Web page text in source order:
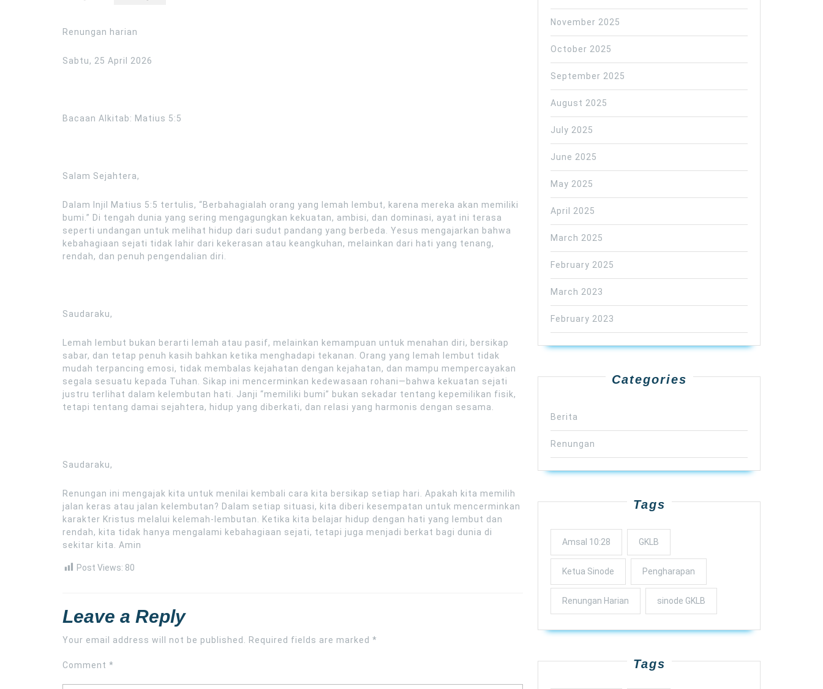
Renungan harian
Sabtu, 25 April 2026
Bacaan Alkitab: Matius 5:5
Salam Sejahtera,
Dalam Injil Matius 5:5 tertulis, “Berbahagialah orang yang lemah lembut, karena mereka akan memiliki
bumi.” Di tengah dunia yang sering mengagungkan kekuatan, ambisi, dan dominasi, ayat ini terasa
seperti undangan untuk melihat hidup dari sudut pandang yang berbeda. Yesus mengajarkan bahwa
kebahagiaan sejati tidak lahir dari kekerasan atau keangkuhan, melainkan dari hati yang tenang,
rendah, dan penuh pengendalian diri.
Saudaraku,
Lemah lembut bukan berarti lemah atau pasif, melainkan kemampuan untuk menahan diri, bersikap
sabar, dan tetap penuh kasih bahkan ketika menghadapi tekanan. Orang yang lemah lembut tidak
mudah terpancing emosi, tidak membalas kejahatan dengan kejahatan, dan mampu mempercayakan
segala sesuatu kepada Tuhan. Sikap ini mencerminkan kedewasaan rohani—bahwa kekuatan sejati
justru terlihat dalam kelembutan hati. Janji “memiliki bumi” bukan sekadar tentang kepemilikan fisik,
tetapi tentang damai sejahtera, hidup yang diberkati, dan relasi yang harmonis dengan sesama.
Saudaraku,
Renungan ini mengajak kita untuk menilai kembali cara kita bersikap setiap hari. Apakah kita memilih
jalan keras atau jalan kelembutan? Dalam setiap situasi, kita diberi kesempatan untuk mencerminkan
karakter Kristus melalui kelemah-lembutan. Ketika kita belajar hidup dengan hati yang lembut dan
rendah, kita tidak hanya mengalami kebahagiaan sejati, tetapi juga menjadi berkat bagi dunia di
sekitar kita. Amin
Post Views: 80
Leave a Reply
Your email address will not be published. Required fields are marked *
Comment *
November 2025
October 2025
September 2025
August 2025
July 2025
June 2025
May 2025
April 2025
March 2025
February 2025
March 2023
February 2023
Categories
Berita
Renungan
Tags
Amsal 10:28 GKLB
Ketua Sinode Pengharapan
Renungan Harian sinode GKLB
Tags